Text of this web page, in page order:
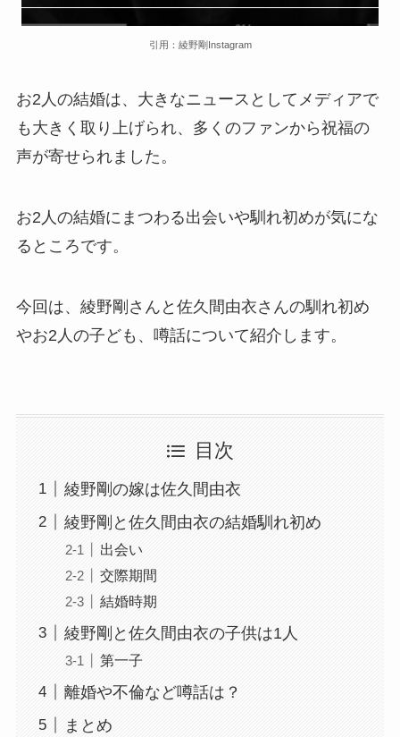
引用：綾野剛Instagram
お2人の結婚は、大きなニュースとしてメディアで
も大きく取り上げられ、多くのファンから祝福の
声が寄せられました。
お2人の結婚にまつわる出会いや馴れ初めが気にな
るところです。
今回は、綾野剛さんと佐久間由衣さんの馴れ初め
やお2人の子ども、噂話について紹介します。
目次
綾野剛の嫁は佐久間由衣
綾野剛と佐久間由衣の結婚馴れ初め
出会い
交際期間
結婚時期
綾野剛と佐久間由衣の子供は1人
第一子
離婚や不倫など噂話は？
まとめ